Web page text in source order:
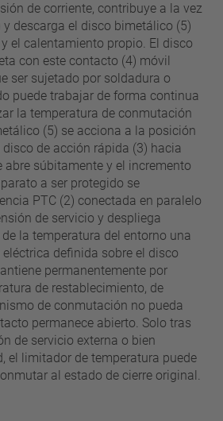
de corriente, contribuye a la vez
descarga el disco bimetálico (5)
el calentamiento propio. El disco
con este contacto (4) móvil
ser sujetado por soldadura o
puede trabajar de forma continua
la temperatura de conmutación
(5) se acciona a la posición
de acción rápida (3) hacia
abre súbitamente y el incremento
a ser protegido se
PTC (2) conectada en paralelo
de servicio y despliega
la temperatura del entorno una
definida sobre el disco
permanentemente por
de restablecimiento, de
de conmutación no pueda
permanece abierto. Solo tras
de servicio externa o bien
el limitador de temperatura puede
al estado de cierre original.